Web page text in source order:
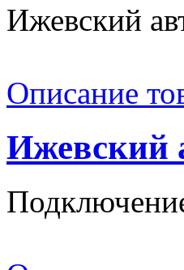
Ижевский
Описание
Ижевский